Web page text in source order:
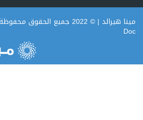
مينا هيرالد| © 2022 جميع الحقوق محفوظة. Powered by
Doc